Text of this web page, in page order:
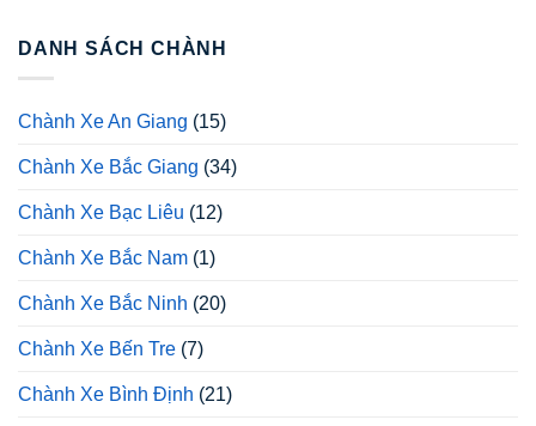
DANH SÁCH CHÀNH
Chành Xe An Giang (15)
Chành Xe Bắc Giang (34)
Chành Xe Bạc Liêu (12)
Chành Xe Bắc Nam (1)
Chành Xe Bắc Ninh (20)
Chành Xe Bến Tre (7)
Chành Xe Bình Định (21)